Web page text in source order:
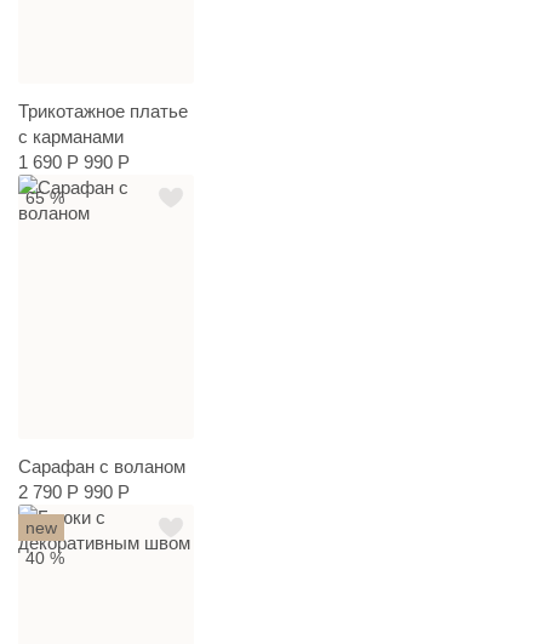
Трикотажное платье
с карманами
1 690 Р 990 Р
65 %
Сарафан с воланом
2 790 Р 990 Р
new
40 %